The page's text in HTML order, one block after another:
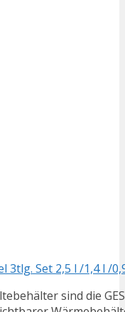
Set 2,5 l /1,4 l /
sind die